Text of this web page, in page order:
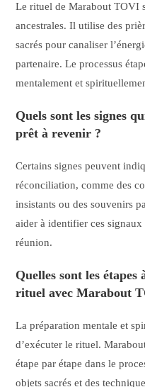
Le rituel de Marabout TOVI
ancestrales. Il utilise des
sacrés pour canaliser
partenaire. Le processus
mentalement et
Quels sont les signes
prêt à revenir ?
Certains signes peuvent
réconciliation, comme des
insistants ou des souvenirs
aider à identifier ces
réunion.
Quelles sont les
rituel avec Marabout
La préparation mentale et
d’exécuter le rituel.
étape par étape dans le
objets sacrés et des